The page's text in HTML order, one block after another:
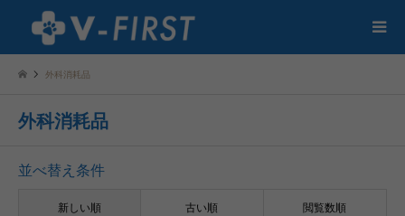
外科消耗品
外科消耗品
並べ替え条件
新しい順 古い順 閲覧数順